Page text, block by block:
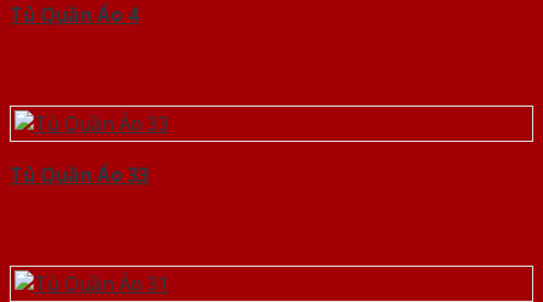
Tủ Quần Áo 4
Tủ Quần Áo 33